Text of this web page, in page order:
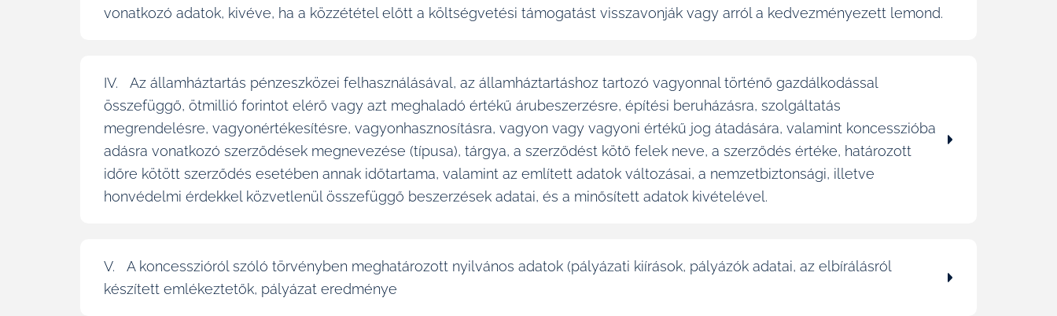
vonatkozó adatok, kivéve, ha a közzététel előtt a költségvetési támogatást visszavonják vagy arról a kedvezményezett lemond.
IV. Az államháztartás pénzeszközei felhasználásával, az államháztartáshoz tartozó vagyonnal történő gazdálkodással
összefüggő, ötmillió forintot elérő vagy azt meghaladó értékű árubeszerzésre, építési beruházásra, szolgáltatás
megrendelésre, vagyonértékesítésre, vagyonhasznosításra, vagyon vagy vagyoni értékű jog átadására, valamint koncesszióba
adásra vonatkozó szerződések megnevezése (típusa), tárgya, a szerződést kötő felek neve, a szerződés értéke, határozott
időre kötött szerződés esetében annak időtartama, valamint az említett adatok változásai, a nemzetbiztonsági, illetve
honvédelmi érdekkel közvetlenül összefüggő beszerzések adatai, és a minősített adatok kivételével.
V. A koncesszióról szóló törvényben meghatározott nyilvános adatok (pályázati kiírások, pályázók adatai, az elbírálásról
készített emlékeztetők, pályázat eredménye